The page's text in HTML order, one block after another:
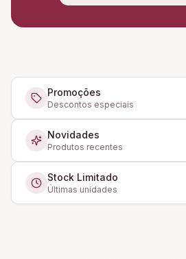
Promoções
Descontos especiais
Novidades
Produtos recentes
Stock Limitado
Últimas unidades